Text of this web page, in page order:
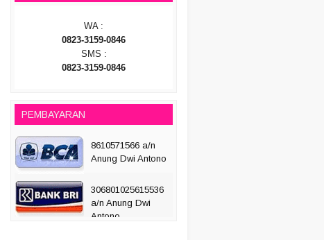
WA :
0823-3159-0846
SMS :
0823-3159-0846
PEMBAYARAN
8610571566 a/n
Anung Dwi Antono
306801025615536
a/n Anung Dwi
Antono